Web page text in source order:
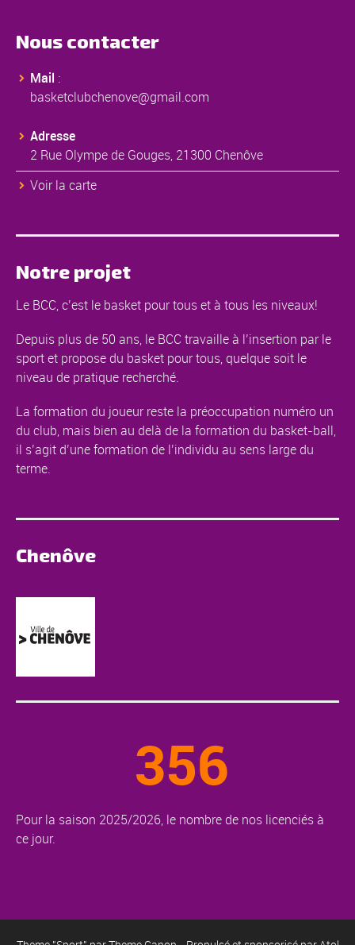
Nous contacter
Mail :
basketclubchenove@gmail.com
Adresse
2 Rue Olympe de Gouges, 21300 Chenôve
Voir la carte
Notre projet
Le BCC, c’est le basket pour tous et à tous les niveaux!
Depuis plus de 50 ans, le BCC travaille à l’insertion par le
sport et propose du basket pour tous, quelque soit le
niveau de pratique recherché.
La formation du joueur reste la préoccupation numéro un
du club, mais bien au delà de la formation du basket-ball,
il s’agit d’une formation de l’individu au sens large du
terme.
Chenôve
356
Pour la saison 2025/2026, le nombre de nos licenciés à
ce jour.